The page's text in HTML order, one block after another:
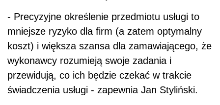
- Precyzyjne określenie przedmiotu usługi to
mniejsze ryzyko dla firm (a zatem optymalny
koszt) i większa szansa dla zamawiającego, że
wykonawcy rozumieją swoje zadania i
przewidują, co ich będzie czekać w trakcie
świadczenia usługi - zapewnia Jan Styliński.